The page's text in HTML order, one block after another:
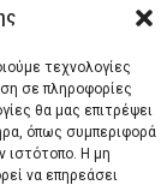
τεχνολογίες
σε πληροφορίες
θα μας επιτρέψει
όπως συμπεριφορά
ιστότοπο. Η μη
να επηρεάσει